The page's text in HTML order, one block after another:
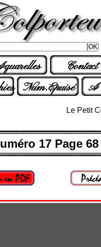
Contact
Num.Epuisé A
Le Petit
17 Page 68